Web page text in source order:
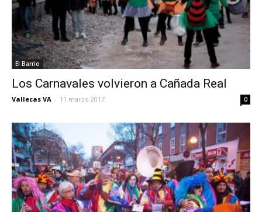
El Barrio
Los Carnavales volvieron a Cañada Real
Vallecas VA - 11 marzo 2017 0